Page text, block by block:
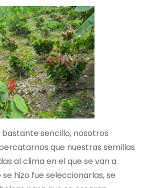
bastante sencillo, nosotros
que nuestras semillas
al clima en el que se van a
hizo fue seleccionarlas, se